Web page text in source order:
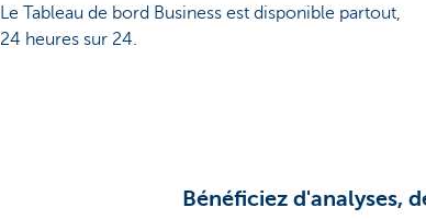
Le Tableau de bord Business est disponible partout,
24 heures sur 24.
Bénéficiez d'analyses,